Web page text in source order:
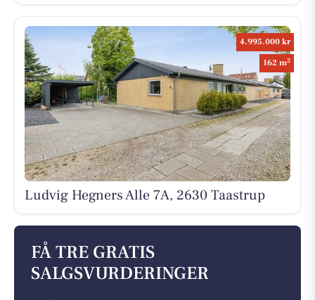
4.995.000 kr
162 m2
Ludvig Hegners Alle 7A, 2630 Taastrup
FÅ TRE GRATIS
SALGSVURDERINGER